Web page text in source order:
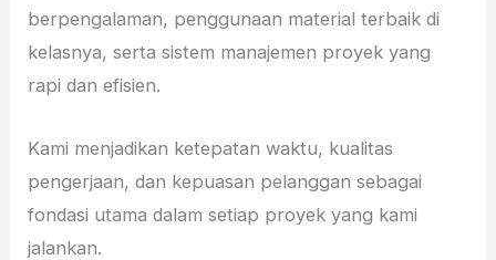
berpengalaman, penggunaan material terbaik di
kelasnya, serta sistem manajemen proyek yang
rapi dan efisien.
Kami menjadikan ketepatan waktu, kualitas
pengerjaan, dan kepuasan pelanggan sebagai
fondasi utama dalam setiap proyek yang kami
jalankan.